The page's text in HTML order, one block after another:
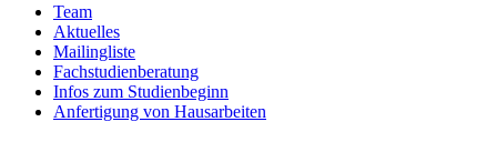
Team
Aktuelles
Mailingliste
Fachstudienberatung
Infos zum Studienbeginn
Anfertigung von Hausarbeiten